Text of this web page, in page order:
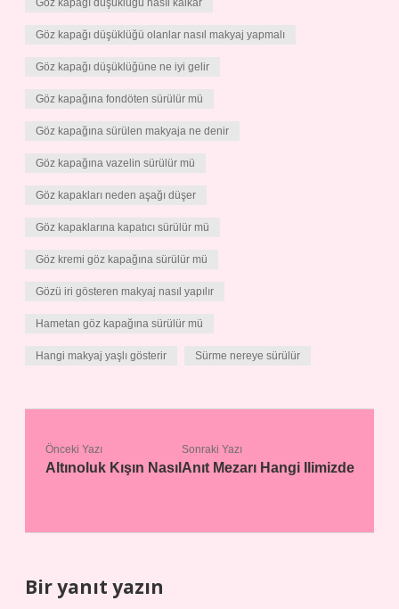
Göz kapağı düşüklüğü nasıl kalkar
Göz kapağı düşüklüğü olanlar nasıl makyaj yapmalı
Göz kapağı düşüklüğüne ne iyi gelir
Göz kapağına fondöten sürülür mü
Göz kapağına sürülen makyaja ne denir
Göz kapağına vazelin sürülür mü
Göz kapakları neden aşağı düşer
Göz kapaklarına kapatıcı sürülür mü
Göz kremi göz kapağına sürülür mü
Gözü iri gösteren makyaj nasıl yapılır
Hametan göz kapağına sürülür mü
Hangi makyaj yaşlı gösterir Sürme nereye sürülür
Önceki Yazı
Altınoluk Kışın Nasıl
Sonraki Yazı
Anıt Mezarı Hangi Ilimizde
Bir yanıt yazın